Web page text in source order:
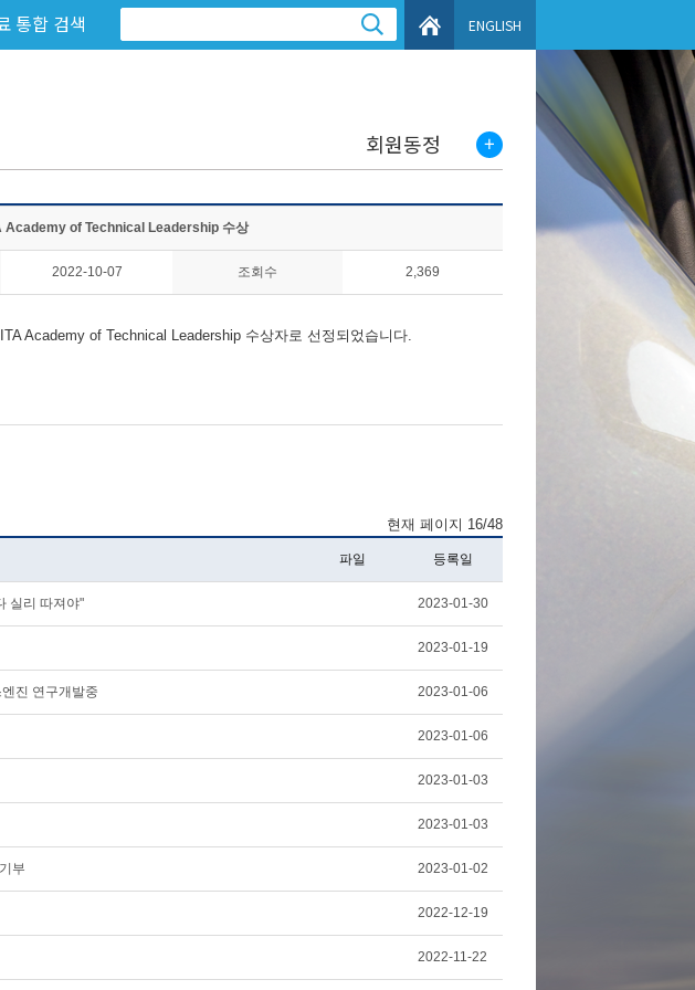
통합 검색 ENGLISH
회원동정
Academy of Technical Leadership 수상
2022-10-07 조회수 2,369
Academy of Technical Leadership 수상자로 선정되었습니다.
현재 페이지 16/48
파일 등록일
실리 따져야" 2023-01-30
2023-01-19
진 연구개발중 2023-01-06
2023-01-06
2023-01-03
2023-01-03
부 2023-01-02
2022-12-19
2022-11-22